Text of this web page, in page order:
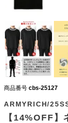
商品番号 cbs-25127
ARMYRICH/
【14%OFF】